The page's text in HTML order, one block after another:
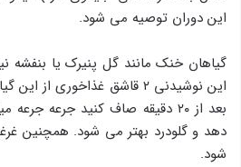
این دوران توصیه می شود.
گیاهان خنک مانند گل پنیرک یا بنفشه
این نوشیدنی ۲ قاشق غذاخوری
بعد از ۲۰ دقیقه صاف کنید جرعه
دهد و گلودرد بهتر می شود. همچنین
شود.